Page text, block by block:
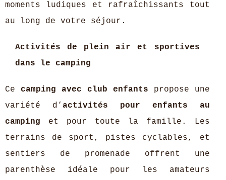
moments ludiques et rafraîchissants tout
au long de votre séjour.
Activités de plein air et sportives
dans le camping
Ce camping avec club enfants propose une
variété d’ activités pour enfants au
camping et pour toute la famille. Les
terrains de sport, pistes cyclables, et
sentiers de promenade offrent une
parenthèse idéale pour les amateurs